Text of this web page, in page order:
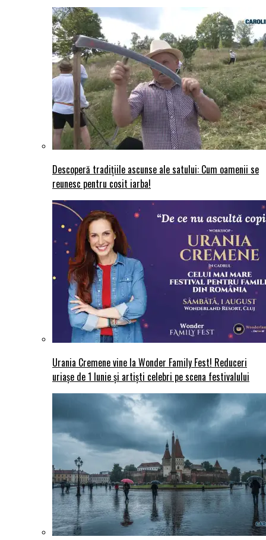
Descoperă tradițiile ascunse ale satului: Cum oamenii se
reunesc pentru cosit iarba!
Urania Cremene vine la Wonder Family Fest! Reduceri
uriașe de 1 Iunie și artiști celebri pe scena festivalului